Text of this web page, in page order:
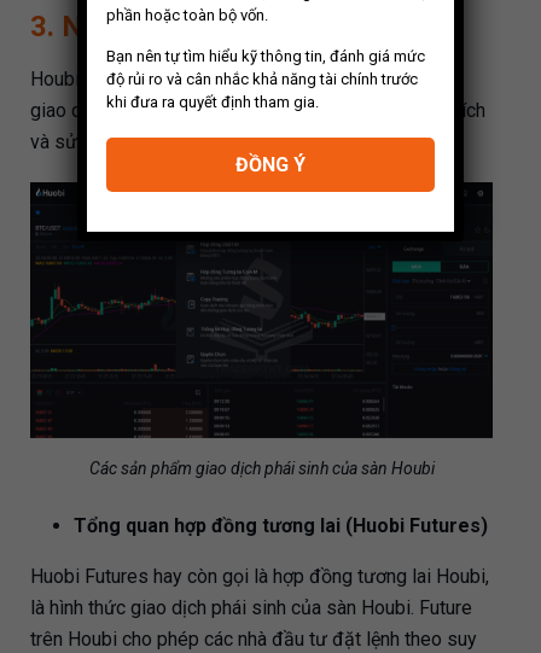
3. Nền Tảng Giao Dịch Phái Sinh
Houbi cung cấp cho các nhà giao dịch các nền tảng
giao dịch phái sinh rất được nhiều nhà đầu tư yêu thích
và sử dụng. Vậy chúng gồm những gì?
Các sản phẩm giao dịch phái sinh của sàn Houbi
Tổng quan hợp đồng tương lai (Huobi Futures)
Huobi Futures hay còn gọi là hợp đồng tương lai Houbi,
là hình thức giao dịch phái sinh của sàn Houbi. Future
trên Houbi cho phép các nhà đầu tư đặt lệnh theo suy
phần hoặc toàn bộ vốn.
Bạn nên tự tìm hiểu kỹ thông tin, đánh giá mức
độ rủi ro và cân nhắc khả năng tài chính trước
khi đưa ra quyết định tham gia.
ĐỒNG Ý